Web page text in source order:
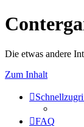
Die etwas andere
Zum Inhalt
FAQ